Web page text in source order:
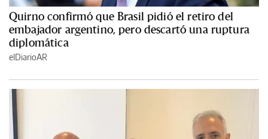
Quirno confirmó que Brasil pidió el retiro del
embajador argentino, pero descartó una ruptura
diplomática
elDiarioAR